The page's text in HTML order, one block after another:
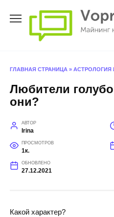
ГЛАВНАЯ СТРАНИЦА » АСТРОЛОГИЯ
Любители
они?
АВТОР
Irina
ПРОСМОТРОВ
1к.
ОБНОВЛЕНО
27.12.2021
Какой характер?